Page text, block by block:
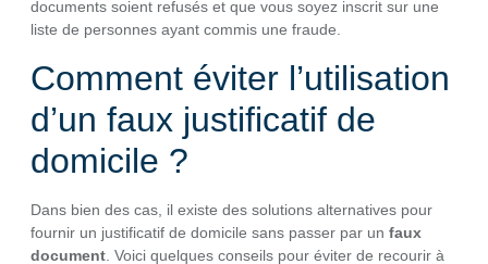
documents soient refusés et que vous soyez inscrit sur une
liste de personnes ayant commis une fraude.
Comment éviter l’utilisation
d’un faux justificatif de
domicile ?
Dans bien des cas, il existe des solutions alternatives pour
fournir un justificatif de domicile sans passer par un faux
document . Voici quelques conseils pour éviter de recourir à